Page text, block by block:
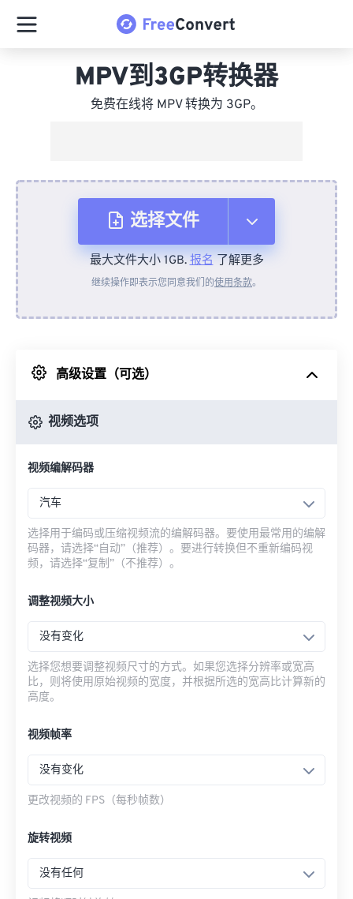
MPV到3GP转换器
免费在线将 MPV 转换为 3GP。
选择文件
从设备
来自 Google Drive
最大文件大小 1GB.报名了解更多
继续操作即表示您同意我们的使用条款。
高级设置（可选）
视频选项
视频编解码器
汽车
选择用于编码或压缩视频流的编解码器。要使用最常用的编解
码器，请选择“自动”（推荐）。要进行转换但不重新编码视
频，请选择“复制”（不推荐）。
调整视频大小
没有变化
选择您想要调整视频尺寸的方式。如果您选择分辨率或宽高
比，则将使用原始视频的宽度，并根据所选的宽高比计算新的
高度。
视频帧率
没有变化
更改视频的 FPS（每秒帧数）
旋转视频
没有任何